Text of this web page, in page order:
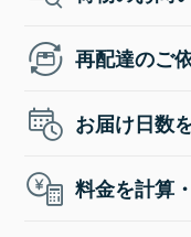
再配達のご
お届け日数
料金を計算